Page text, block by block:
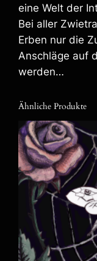
M
e
n
g
e
eine Welt der
Bei aller
Erben nur die
Anschläge auf
werden…
Ähnliche Produkte